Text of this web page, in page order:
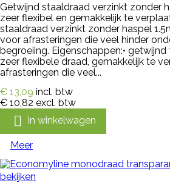
Getwijnd staaldraad verzinkt zonder
zeer flexibel en gemakkelijk te
staaldraad verzinkt zonder haspel
voor afrasteringen die veel hinder
begroeiing. Eigenschappen:• getwijnd
zeer flexibele draad, gemakkelijk te
afrasteringen die veel...
€ 13,09 incl. btw
€ 10,82 excl. btw
 In winkelwagen
Meer
bekijken